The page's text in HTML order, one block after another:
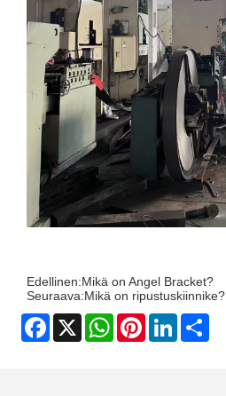
Edellinen:Mikä on Angel Bracket?
Seuraava:Mikä on ripustuskiinnike?
Facebook
X WhatsAppPinterestLinkedIn